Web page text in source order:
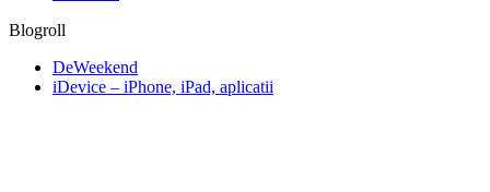
Blogroll
DeWeekend
iDevice – iPhone, iPad, aplicatii